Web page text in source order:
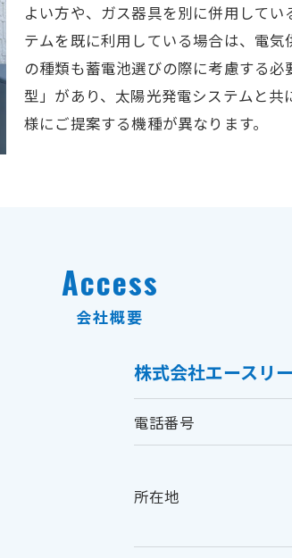
よい方や、ガス器具を別に併用して
テムを既に利用している場合は、電気
の種類も蓄電池選びの際に考慮する
型」があり、太陽光発電システムと
様にご提案する機種が異なります。
会社概要
Access
株式会社エースリ
電話番号
所在地